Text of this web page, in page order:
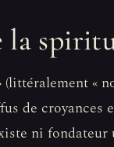
la
«
de croyances
ni fondateur